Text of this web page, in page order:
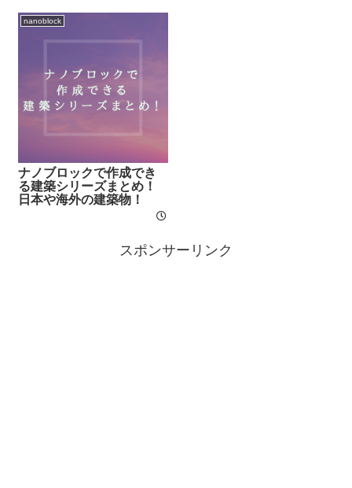
nanoblock
ナノブロックで作成でき
る建築シリーズまとめ！
日本や海外の建築物！
スポンサーリンク